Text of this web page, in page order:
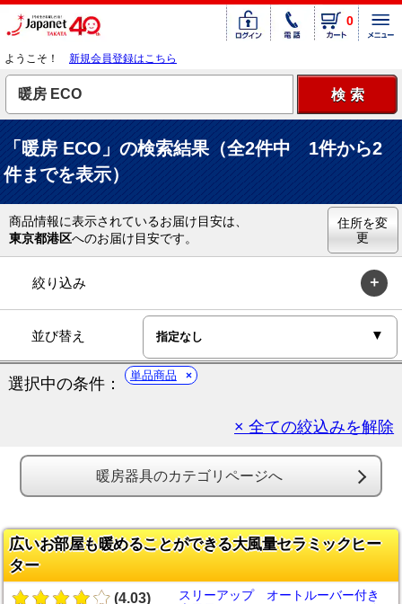
0
ようこそ！ 新規会員登録はこちら
「暖房 ECO」の検索結果（全2件中 1件から2
件までを表示）
商品情報に表示されているお届け目安は、
東京都港区へのお届け目安です。
住所を変
更
絞り込み
並び替え
選択中の条件： 単品商品
× 全ての絞込みを解除
暖房器具のカテゴリページへ
広いお部屋も暖めることができる大風量セラミックヒー
ター
(4.03)
スリーアップ オートルーバー付き